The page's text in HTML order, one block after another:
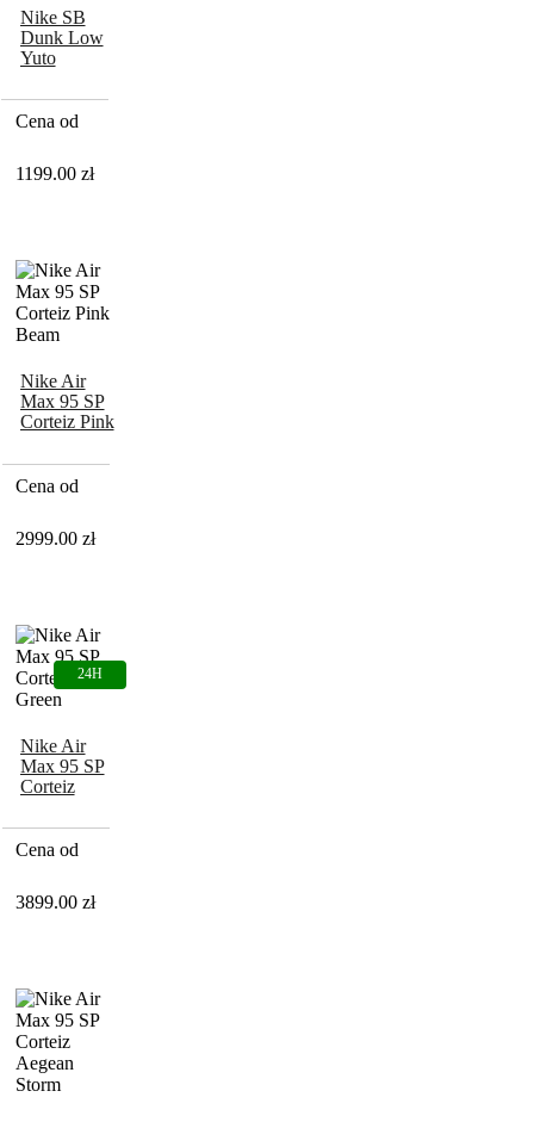
Nike SB
Dunk Low
Yuto
Matcha
Cena od
1199.00 zł
Nike Air
Max 95 SP
Corteiz Pink
Cena od
2999.00 zł
Nike Air
Max 95 SP
Corteiz
Cena od
3899.00 zł